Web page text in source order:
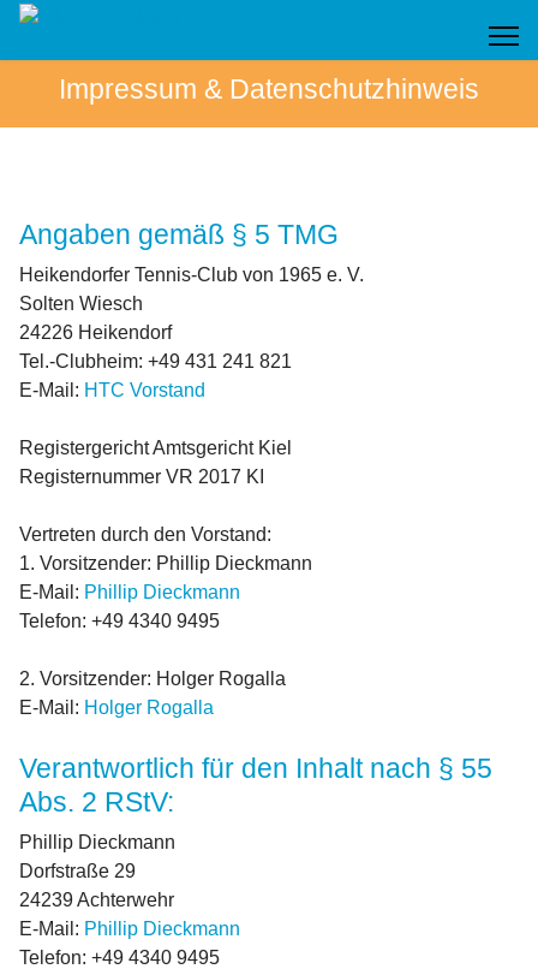
Impressum & Datenschutzhinweis
Angaben gemäß § 5 TMG
Heikendorfer Tennis-Club von 1965 e. V.
Solten Wiesch
24226 Heikendorf
Tel.-Clubheim: +49 431 241 821
E-Mail: HTC Vorstand
Registergericht Amtsgericht Kiel
Registernummer VR 2017 KI
Vertreten durch den Vorstand:
1. Vorsitzender: Phillip Dieckmann
E-Mail: Phillip Dieckmann
Telefon: +49 4340 9495
2. Vorsitzender: Holger Rogalla
E-Mail: Holger Rogalla
Verantwortlich für den Inhalt nach § 55
Abs. 2 RStV:
Phillip Dieckmann
Dorfstraße 29
24239 Achterwehr
E-Mail: Phillip Dieckmann
Telefon: +49 4340 9495